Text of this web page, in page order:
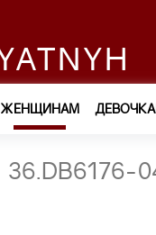
ЖЕНЩИНАМ
— носки 36.DB6176-
36.DB6176-